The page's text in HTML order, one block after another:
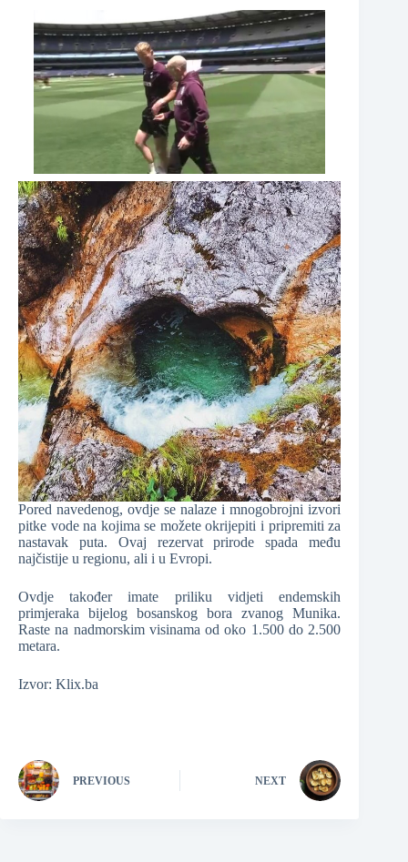
Pored navedenog, ovdje se nalaze i mnogobrojni izvori
pitke vode na kojima se možete okrijepiti i pripremiti za
nastavak puta. Ovaj rezervat prirode spada među
najčistije u regionu, ali i u Evropi.
Ovdje također imate priliku vidjeti endemskih
primjeraka bijelog bosanskog bora zvanog Munika.
Raste na nadmorskim visinama od oko 1.500 do 2.500
metara.
Izvor: Klix.ba
PREVIOUS NEXT